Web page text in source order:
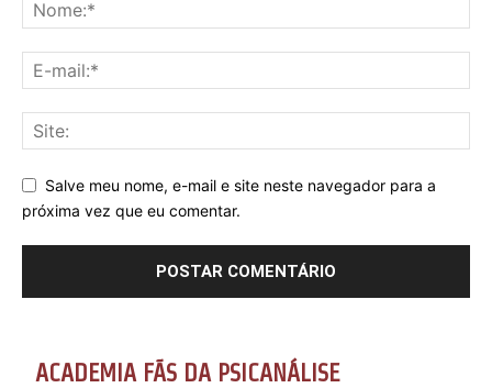
Salve meu nome, e-mail e site neste navegador para a
próxima vez que eu comentar.
ACADEMIA FÃS DA PSICANÁLISE